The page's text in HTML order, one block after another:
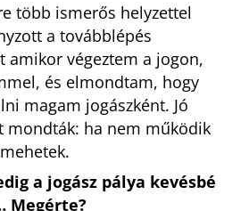
több ismerős helyzettel
a továbblépés
amikor végeztem a jogon,
és elmondtam, hogy
magam jogászként. Jó
mondták: ha nem működik
a jogász pálya kevésbé
Megérte?